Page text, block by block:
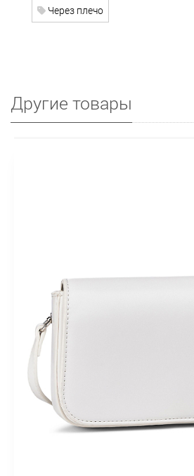
Через плечо
Другие товары